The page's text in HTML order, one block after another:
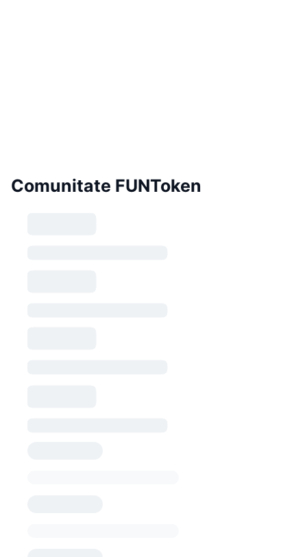
Comunitate FUNToken